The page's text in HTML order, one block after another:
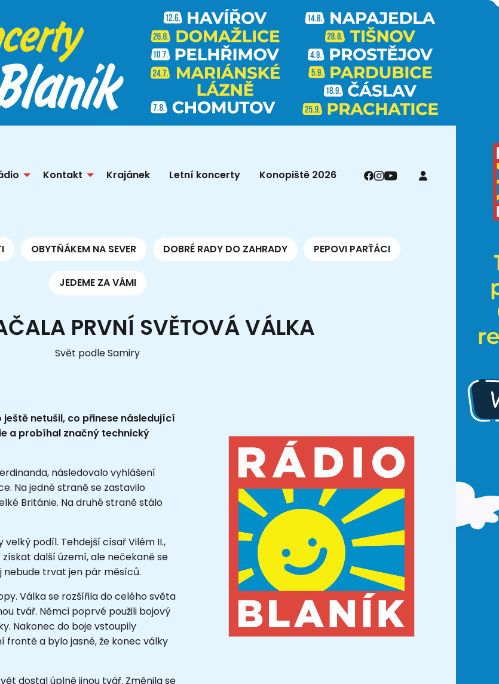
Kontakt Krajánek Letní koncerty Konopiště 2026
OBYTŇÁKEM NA SEVER DOBRÉ RADY DO ZAHRADY PEPOVI PARŤÁCI
JEDEME ZA VÁMI
PRVNÍ SVĚTOVÁ VÁLKA
Svět podle Samiry
netušil, co přinese následující
a probíhal značný technický
následovalo vyhlášení
Na jedné straně se zastavilo
Británie. Na druhé straně stálo
podíl. Tehdejší císař Vilém II.,
další území, ale nečekaně se
nebude trvat jen pár měsíců.
Válka se rozšířila do celého světa
tvář. Němci poprvé použili bojový
Nakonec do boje vstoupily
frontě a bylo jasné, že konec války
dostal úplně jinou tvář. Změnila se